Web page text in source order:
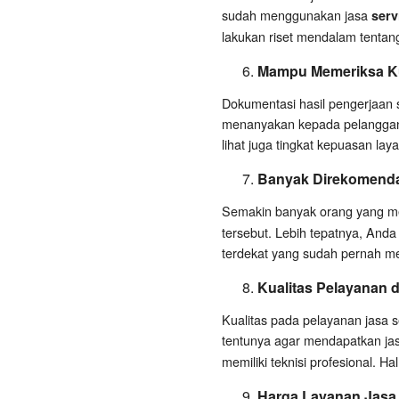
sudah menggunakan jasa
lakukan riset mendalam
Mampu Memeriksa
Dokumentasi hasil
menanyakan kepada
lihat juga tingkat kepuasan
Banyak
Semakin banyak orang yang
tersebut. Lebih tepatnya,
terdekat yang sudah pernah
Kualitas Pelayanan
Kualitas pada pelayanan jasa
tentunya agar mendapatkan
memiliki teknisi profesional.